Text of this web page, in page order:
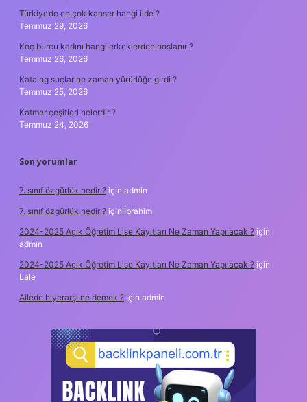
Türkiye’de en çok kanser hangi ilde ?
Temmuz 29, 2026
Koç burcu kadını hangi erkeklerden hoşlanır ?
Temmuz 26, 2026
Katalog suçlar ne zaman yürürlüğe girdi ?
Temmuz 25, 2026
Katmer çeşitleri nelerdir ?
Temmuz 24, 2026
Son yorumlar
7. sınıf özgürlük nedir ? için admin
7. sınıf özgürlük nedir ? için İbrahim
2024-2025 Açık Öğretim Lise Kayıtları Ne Zaman Yapılacak ? için
admin
2024-2025 Açık Öğretim Lise Kayıtları Ne Zaman Yapılacak ? için
Lale
Ailede hiyerarşi ne demek ? için admin